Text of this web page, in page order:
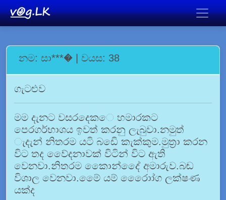
නම: සා***� | වයස: 38
ගැටළුව
මම දැනට වසරදෙක⁣ෙ හමාරකට
පෙරගර්භාශය ඉවත් කරනු ලැබුවා.නමුත්
ැදැන් නිතරම යටි බඩෙි කැක්කුම.මුත්‍රා කරන
විට තද වෙේදනාවක් විටින් විට ඇති
වෙනවා.නිතරම කෙොන්දෙේ අමාරුව.බඬ
විශාල වෙනවා.මෙේ යම් රෙොෝග ලක්ෂණ
යක්ද